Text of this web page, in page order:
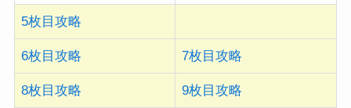
5枚目攻略
6枚目攻略 7枚目攻略
8枚目攻略 9枚目攻略